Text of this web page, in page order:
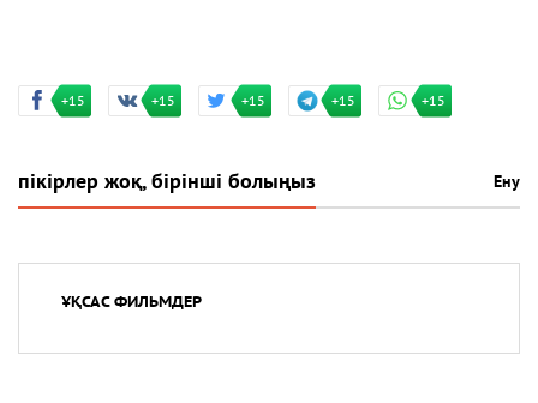
+15 +15 +15 +15 +15
пікірлер жоқ, бірінші болыңыз Ену
ҰҚСАС ФИЛЬМДЕР